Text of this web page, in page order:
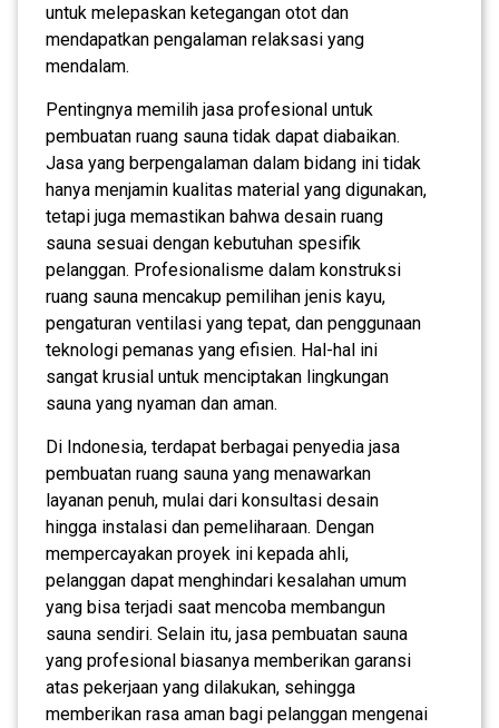
untuk melepaskan ketegangan otot dan
mendapatkan pengalaman relaksasi yang
mendalam.
Pentingnya memilih jasa profesional untuk
pembuatan ruang sauna tidak dapat diabaikan.
Jasa yang berpengalaman dalam bidang ini tidak
hanya menjamin kualitas material yang digunakan,
tetapi juga memastikan bahwa desain ruang
sauna sesuai dengan kebutuhan spesifik
pelanggan. Profesionalisme dalam konstruksi
ruang sauna mencakup pemilihan jenis kayu,
pengaturan ventilasi yang tepat, dan penggunaan
teknologi pemanas yang efisien. Hal-hal ini
sangat krusial untuk menciptakan lingkungan
sauna yang nyaman dan aman.
Di Indonesia, terdapat berbagai penyedia jasa
pembuatan ruang sauna yang menawarkan
layanan penuh, mulai dari konsultasi desain
hingga instalasi dan pemeliharaan. Dengan
mempercayakan proyek ini kepada ahli,
pelanggan dapat menghindari kesalahan umum
yang bisa terjadi saat mencoba membangun
sauna sendiri. Selain itu, jasa pembuatan sauna
yang profesional biasanya memberikan garansi
atas pekerjaan yang dilakukan, sehingga
memberikan rasa aman bagi pelanggan mengenai